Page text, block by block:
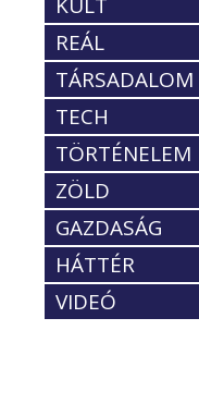
REÁL
TÁRSADALOM
TECH
TÖRTÉNELEM
ZÖLD
GAZDASÁG
HÁTTÉR
VIDEÓ